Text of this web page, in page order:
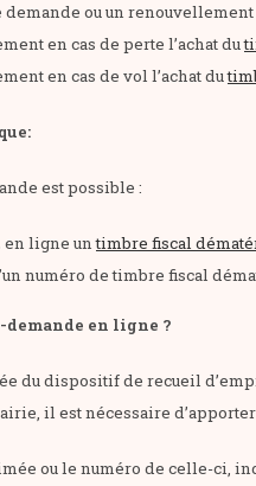
ou un renouvellement
en cas de perte l’achat du
en cas de vol l’achat du
est possible :
en ligne untimbre fiscal
numéro de timbre fiscal
en ligne ?
du dispositif de recueil
il est nécessaire d’apporter
ou le numéro de celle-ci,